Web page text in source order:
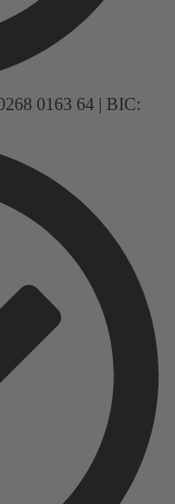
0163 64 | BIC: